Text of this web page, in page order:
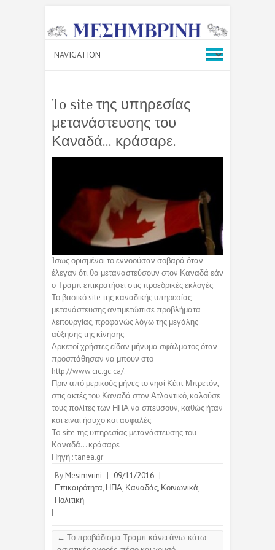
To site της υπηρεσίας
μετανάστευσης του
Καναδά… κράσαρε.
Ίσως ορισμένοι το εννοούσαν σοβαρά όταν
έλεγαν ότι θα μεταναστεύσουν στον Καναδά εάν
ο Τραμπ επικρατήσει στις προεδρικές εκλογές.
Το βασικό site της καναδικής υπηρεσίας
μετανάστευσης αντιμετώπισε προβλήματα
λειτουργίας, προφανώς λόγω της μεγάλης
αύξησης της κίνησης.
Αρκετοί χρήστες είδαν μήνυμα σφάλματος όταν
προσπάθησαν να μπουν στο
http://www.cic.gc.ca/.
Πριν από μερικούς μήνες το νησί Κέιπ Μπρετόν,
στις ακτές του Καναδά στον Ατλαντικό, καλούσε
τους πολίτες των ΗΠΑ να σπεύσουν, καθώς ήταν
και είναι ήσυχο και ασφαλές.
To site της υπηρεσίας μετανάστευσης του
Καναδά… κράσαρε
Πηγή : tanea.gr
By Mesimvrini | 09/11/2016 |
Επικαιρότητα, ΗΠΑ, Καναδάς, Κοινωνικά,
Πολιτική
|
← Το προβάδισμα Τραμπ κάνει άνω-κάτω